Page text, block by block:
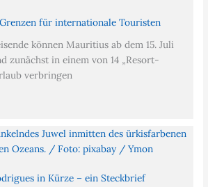
für internationale Touristen
können Mauritius ab dem 15. Juli
zunächst in einem von 14 „Resort-
verbringen
in Kürze – ein Steckbrief